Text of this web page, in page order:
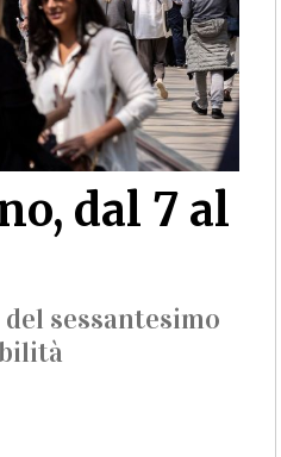
dal 7 al
sessantesimo